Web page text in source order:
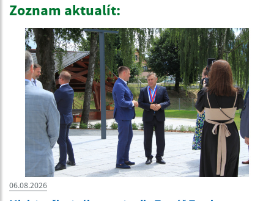
Zoznam aktualít:
06.08.2026